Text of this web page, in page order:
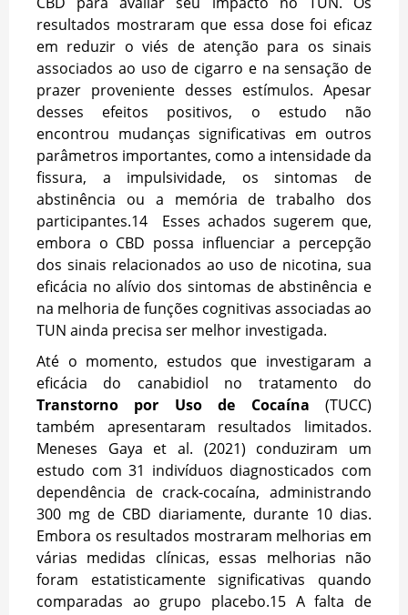
resultados mostraram que essa dose foi eficaz
em reduzir o viés de atenção para os sinais
associados ao uso de cigarro e na sensação de
prazer proveniente desses estímulos. Apesar
desses efeitos positivos, o estudo não
encontrou mudanças significativas em outros
parâmetros importantes, como a intensidade da
fissura, a impulsividade, os sintomas de
abstinência ou a memória de trabalho dos
participantes.14 Esses achados sugerem que,
embora o CBD possa influenciar a percepção
dos sinais relacionados ao uso de nicotina, sua
eficácia no alívio dos sintomas de abstinência e
na melhoria de funções cognitivas associadas ao
TUN ainda precisa ser melhor investigada.
Até o momento, estudos que investigaram a
eficácia do canabidiol no tratamento do
Transtorno por Uso de Cocaína (TUCC)
também apresentaram resultados limitados.
Meneses Gaya et al. (2021) conduziram um
estudo com 31 indivíduos diagnosticados com
dependência de crack-cocaína, administrando
300 mg de CBD diariamente, durante 10 dias.
Embora os resultados mostraram melhorias em
várias medidas clínicas, essas melhorias não
foram estatisticamente significativas quando
comparadas ao grupo placebo.15 A falta de